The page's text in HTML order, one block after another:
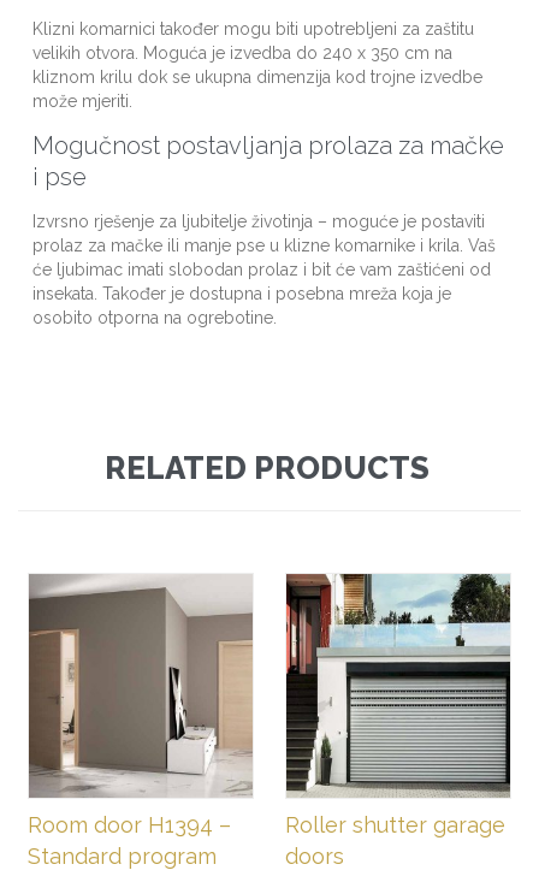
Klizni komarnici također mogu biti upotrebljeni za zaštitu
velikih otvora. Moguća je izvedba do 240 x 350 cm na
kliznom krilu dok se ukupna dimenzija kod trojne izvedbe
može mjeriti.
Mogučnost postavljanja prolaza za mačke
i pse
Izvrsno rješenje za ljubitelje životinja – moguće je postaviti
prolaz za mačke ili manje pse u klizne komarnike i krila. Vaš
će ljubimac imati slobodan prolaz i bit će vam zaštićeni od
insekata. Također je dostupna i posebna mreža koja je
osobito otporna na ogrebotine.
RELATED PRODUCTS
Room door H1394 –
Standard program
Roller shutter garage
doors